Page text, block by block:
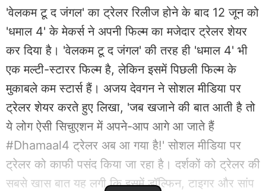
'वेलकम टू द जंगल' का ट्रेलर रिलीज होने के बाद 12 जून को
'धमाल 4' के मेकर्स ने अपनी फिल्म का मजेदार ट्रेलर शेयर
कर दिया है। 'वेलकम टू द जंगल' की तरह ही 'धमाल 4' भी
एक मल्टी-स्टारर फिल्म है, लेकिन इसमें पिछली फिल्म के
मुकाबले कम स्टार्स हैं। अजय देवगन ने सोशल मीडिया पर
ट्रेलर शेयर करते हुए लिखा, 'जब खजाने की बात आती है तो
ये लोग ऐसी सिचुएशन में अपने-आप आगे आ जाते हैं
#Dhamaal4 ट्रेलर अब आ गया है!' सोशल मीडिया पर
ट्रेलर को काफी पसंद किया जा रहा है। दर्शकों को ट्रेलर की
सबसे खास बात यह लगी कि इसमें डॉल्फिन, टाइगर और सांप